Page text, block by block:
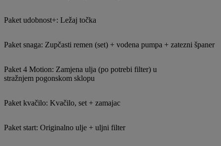
Paket udobnost+: Ležaj točka
Paket snaga: Zupčasti remen (set) + vodena pumpa + zatezni španer
Paket 4 Motion: Zamjena ulja (po potrebi filter) u
stražnjem pogonskom sklopu
Paket kvačilo: Kvačilo, set + zamajac
Paket start: Originalno ulje + uljni filter